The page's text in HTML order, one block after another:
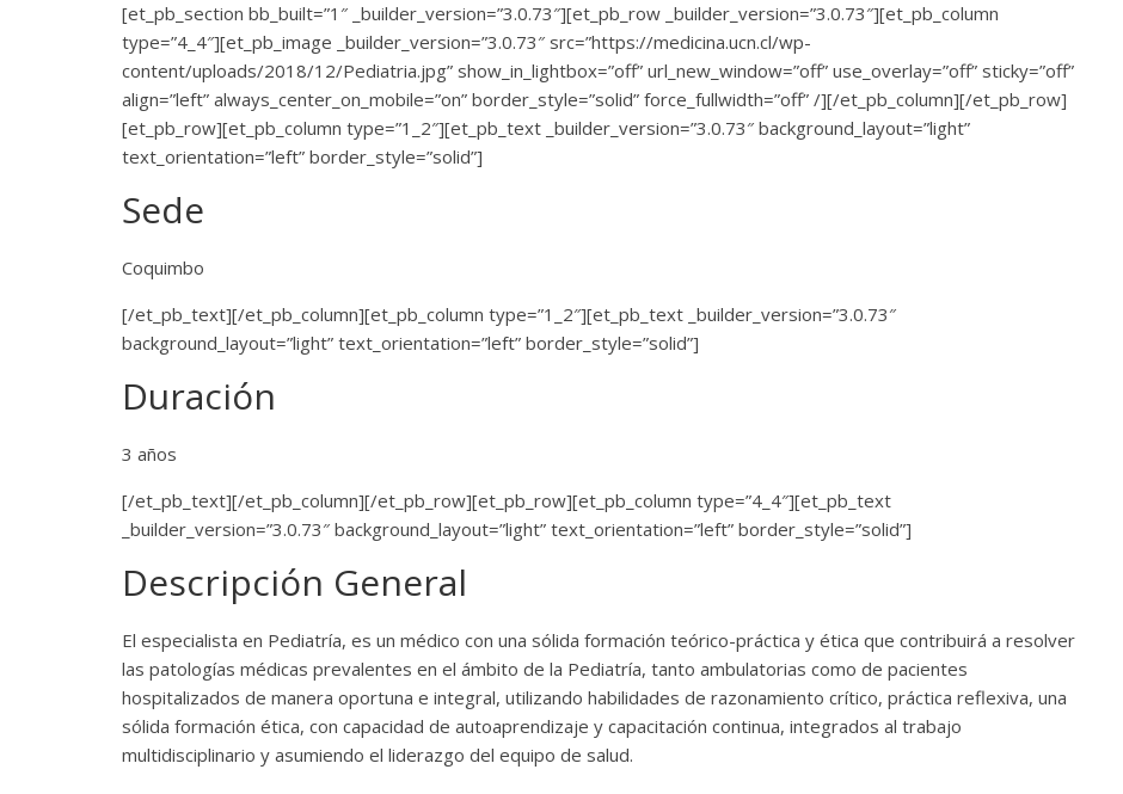
[et_pb_section bb_built=”1″ _builder_version=”3.0.73″][et_pb_row _builder_version=”3.0.73″][et_pb_column
type=”4_4″][et_pb_image _builder_version=”3.0.73″ src=”https://medicina.ucn.cl/wp-
content/uploads/2018/12/Pediatria.jpg” show_in_lightbox=”off” url_new_window=”off” use_overlay=”off” sticky=”off”
align=”left” always_center_on_mobile=”on” border_style=”solid” force_fullwidth=”off” /][/et_pb_column][/et_pb_row]
[et_pb_row][et_pb_column type=”1_2″][et_pb_text _builder_version=”3.0.73″ background_layout=”light”
text_orientation=”left” border_style=”solid”]
Sede
Coquimbo
[/et_pb_text][/et_pb_column][et_pb_column type=”1_2″][et_pb_text _builder_version=”3.0.73″
background_layout=”light” text_orientation=”left” border_style=”solid”]
Duración
3 años
[/et_pb_text][/et_pb_column][/et_pb_row][et_pb_row][et_pb_column type=”4_4″][et_pb_text
_builder_version=”3.0.73″ background_layout=”light” text_orientation=”left” border_style=”solid”]
Descripción General
El especialista en Pediatría, es un médico con una sólida formación teórico-práctica y ética que contribuirá a resolver
las patologías médicas prevalentes en el ámbito de la Pediatría, tanto ambulatorias como de pacientes
hospitalizados de manera oportuna e integral, utilizando habilidades de razonamiento crítico, práctica reflexiva, una
sólida formación ética, con capacidad de autoaprendizaje y capacitación continua, integrados al trabajo
multidisciplinario y asumiendo el liderazgo del equipo de salud.